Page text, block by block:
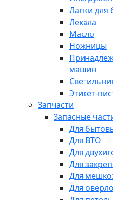
Лапки
Лекала
Масло
Ножницы
машин
Этикет-
Запчасти
Запасные
Для
Для ВТО
Для
Для
Для
Для